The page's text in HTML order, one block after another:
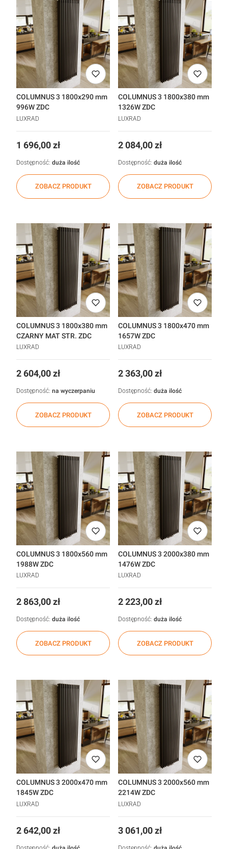
COLUMNUS 3 1800x290 mm
996W ZDC
LUXRAD
Cena
1 696,00 zł
ZOBACZ PRODUKT
Dostępność: duża ilość
COLUMNUS 3 1800x380 mm
1326W ZDC
LUXRAD
Cena
2 084,00 zł
ZOBACZ PRODUKT
Dostępność: duża ilość
COLUMNUS 3 1800x380 mm
CZARNY MAT STR. ZDC
LUXRAD
Cena
2 604,00 zł
ZOBACZ PRODUKT
Dostępność: na wyczerpaniu
COLUMNUS 3 1800x470 mm
1657W ZDC
LUXRAD
Cena
2 363,00 zł
ZOBACZ PRODUKT
Dostępność: duża ilość
COLUMNUS 3 1800x560 mm
1988W ZDC
LUXRAD
Cena
2 863,00 zł
ZOBACZ PRODUKT
Dostępność: duża ilość
COLUMNUS 3 2000x380 mm
1476W ZDC
LUXRAD
Cena
2 223,00 zł
ZOBACZ PRODUKT
Dostępność: duża ilość
COLUMNUS 3 2000x470 mm
1845W ZDC
LUXRAD
Cena
2 642,00 zł
COLUMNUS 3 2000x560 mm
2214W ZDC
LUXRAD
Cena
3 061,00 zł